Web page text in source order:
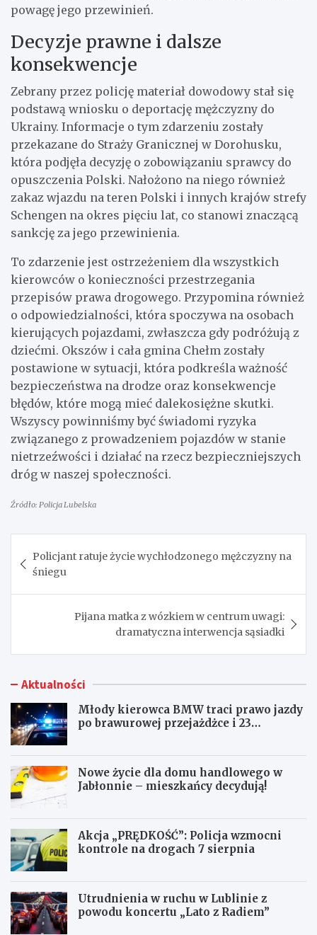
powagę jego przewinień.
Decyzje prawne i dalsze
konsekwencje
Zebrany przez policję materiał dowodowy stał się
podstawą wniosku o deportację mężczyzny do
Ukrainy. Informacje o tym zdarzeniu zostały
przekazane do Straży Granicznej w Dorohusku,
która podjęła decyzję o zobowiązaniu sprawcy do
opuszczenia Polski. Nałożono na niego również
zakaz wjazdu na teren Polski i innych krajów strefy
Schengen na okres pięciu lat, co stanowi znaczącą
sankcję za jego przewinienia.
To zdarzenie jest ostrzeżeniem dla wszystkich
kierowców o konieczności przestrzegania
przepisów prawa drogowego. Przypomina również
o odpowiedzialności, która spoczywa na osobach
kierujących pojazdami, zwłaszcza gdy podróżują z
dziećmi. Okszów i cała gmina Chełm zostały
postawione w sytuacji, która podkreśla ważność
bezpieczeństwa na drodze oraz konsekwencje
błędów, które mogą mieć dalekosiężne skutki.
Wszyscy powinniśmy być świadomi ryzyka
związanego z prowadzeniem pojazdów w stanie
nietrzeźwości i działać na rzecz bezpieczniejszych
dróg w naszej społeczności.
Źródło: Policja Lubelska
wpisu
Policjant ratuje życie wychłodzonego mężczyzny na
śniegu
Pijana matka z wózkiem w centrum uwagi:
dramatyczna interwencja sąsiadki
Aktualności
Młody kierowca BMW traci prawo jazdy
po brawurowej przejażdżce i 23
Nowe życie dla domu handlowego w
Jabłonnie – mieszkańcy decydują!
Akcja „PRĘDKOŚĆ”: Policja wzmocni
kontrole na drogach 7 sierpnia
Utrudnienia w ruchu w Lublinie z
powodu koncertu „Lato z Radiem”
M
N